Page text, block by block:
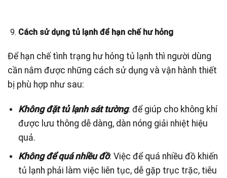
Cách sử dụng tủ lạnh để hạn chế hư hỏng
Để hạn chế tình trạng hư hỏng tủ lạnh thì người dùng
cần nắm được những cách sử dụng và vận hành thiết
bị phù hợp như sau:
Không đặt tủ lạnh sát tường: để giúp cho không khí
được lưu thông dễ dàng, dàn nóng giải nhiệt hiệu
quả.
Không để quá nhiều đồ: Việc để quá nhiều đồ khiến
tủ lạnh phải làm việc liên tục, dễ gặp trục trặc, tiêu